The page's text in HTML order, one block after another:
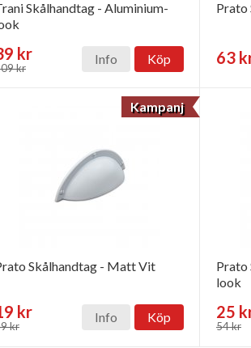
Skålhandtag - Aluminium-
kr
kr
Info Köp
Prato
63
Kampanj
Skålhandtag - Matt Vit
kr
kr
Info Köp
Prato
look
25
54 kr